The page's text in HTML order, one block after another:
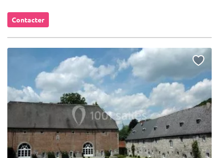
Contacter